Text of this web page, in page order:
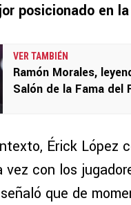
posicionado en
VER TAMBIÉN
Ramón Morales,
Salón de la Fama del
Érick López
con los
que de